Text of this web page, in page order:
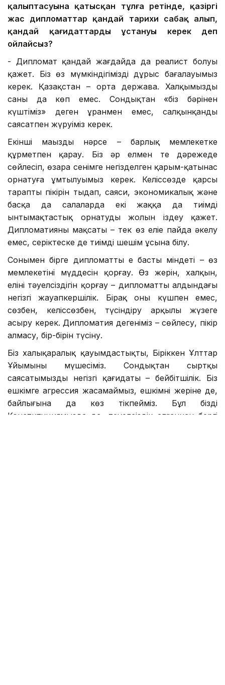
қалыптасуына қатысқан тұлға ретінде, қазіргі
жас дипломаттар қандай тарихи сабақалып,
қандай қағидаттарды ұстануы керек деп
ойлайсыз?
- Дипломат қандай жағдайда да реалист болуы
қажет. Біз өз мүмкіндігімізді дұрыс бағалауымыз
керек. Қазақстан – орта держава. Халқымыздың
саны да көп емес. Сондықтан «біз бәрінен
күштіміз» деген ұранмен емес, салқынқанды
саясатпен жүруіміз керек.
Екінші маңызды нәрсе – барлық мемлекетке
құрметпен қарау. Біз әр елмен тең дәрежеде
сөйлесіп, өзара сенімге негізделген қарым-қатынас
орнатуға ұмтылуымыз керек. Келіссөзде қарсы
тараптың пікірін тыңдап, саяси, экономикалық және
басқа да салаларда екі жаққа да тиімді
ынтымақтастық орнатудың жолын іздеу қажет.
Дипломатияның мақсаты – тек өз еліңе пайда әкелу
емес, серіктеске де тиімді шешім ұсына білу.
Сонымен бірге дипломаттың ең басты міндеті – өз
мемлекетінің мүддесін қорғау. Өз жерін, халқын,
елінің тәуелсіздігін қорғау – дипломаттың алдындағы
негізгі жауапкершілік. Бірақ оны күшпен емес,
сөзбен, келіссөзбен, түсіндіру арқылы жүзеге
асыру керек. Дипломатия дегеніміз – сөйлесу, пікір
алмасу, бір-бірін түсіну.
Біз халықаралық қауымдастықтың, Біріккен Ұлттар
Ұйымының мүшесіміз. Сондықтан сыртқы
саясатымыздың негізгі қағидаты – бейбітшілік. Біз
ешкімге агрессия жасамаймыз, ешкімнің жеріне де,
байлығына да көз тікпейміз. Бұл біздің
Конституциямызда да, тәуелсіздік алғаннан бергі